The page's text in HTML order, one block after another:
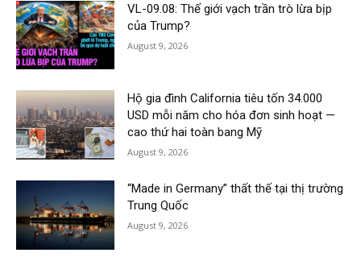
VL-09.08: Thế giới vạch trần trò lừa bịp
của Trump?
August 9, 2026
Hộ gia đình California tiêu tốn 34.000
USD mỗi năm cho hóa đơn sinh hoạt —
cao thứ hai toàn bang Mỹ
August 9, 2026
“Made in Germany” thất thế tại thị trường
Trung Quốc
August 9, 2026